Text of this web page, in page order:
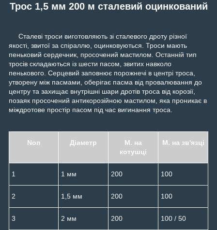
Трос 1,5 мм 200 м сталевий оцинкований
Сталеві троси виготовляють зі сталевого дроту різної
якості, звитої за спіраллю, оцинковуються. Троси мають
пеньковий сердечник, просочений мастилом. Останній тип
тросів складаються із шести пасом, звитих навколо
пенькового. Серцевий заповнює порожнечі в центрі троса,
утворену між пасмами, оберігає пасма від провалювання до
центру та захищає внутрішні шари дротів троса від корозії,
позаяк просочений антикорозійною мастилом, яка проникає в
міждротове простір пасом під час вигинання троса.
Noп Діаметр
М. на
котушці
М. на зв'язці
1 1 мм 200 100
2 1,5 мм 200 100
3 2 мм 200 100 / 50